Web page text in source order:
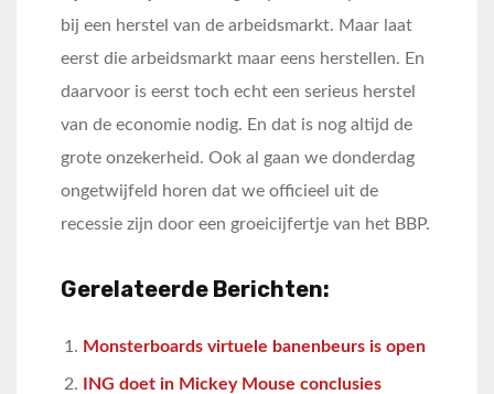
bij een herstel van de arbeidsmarkt. Maar laat
eerst die arbeidsmarkt maar eens herstellen. En
daarvoor is eerst toch echt een serieus herstel
van de economie nodig. En dat is nog altijd de
grote onzekerheid. Ook al gaan we donderdag
ongetwijfeld horen dat we officieel uit de
recessie zijn door een groeicijfertje van het BBP.
Gerelateerde Berichten:
Monsterboards virtuele banenbeurs is open
ING doet in Mickey Mouse conclusies